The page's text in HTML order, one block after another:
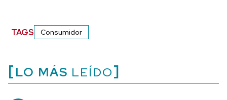
TAGS Consumidor
LO MÁS LEÍDO